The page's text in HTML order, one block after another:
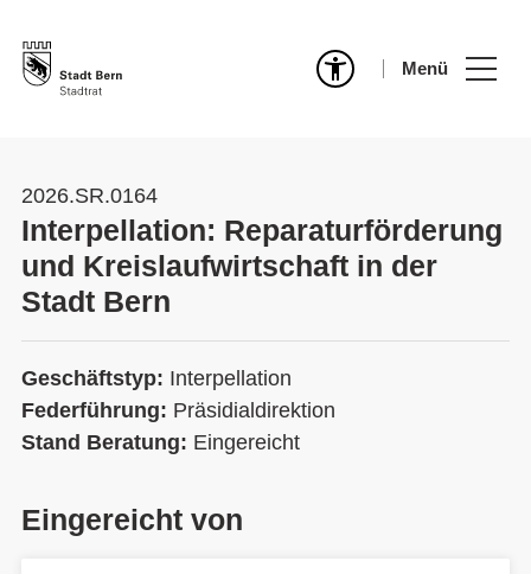
Menü
2026.SR.0164
Interpellation: Reparaturförderung
und Kreislaufwirtschaft in der
Stadt Bern
Geschäftstyp: Interpellation
Federführung: Präsidialdirektion
Stand Beratung: Eingereicht
Eingereicht von